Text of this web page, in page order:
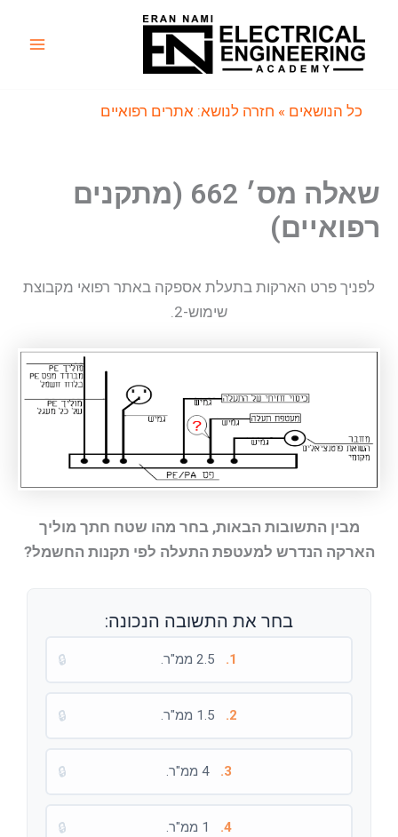
כל הנושאים » חזרה לנושא: אתרים רפואיים
שאלה מס׳ 662 (מתקנים
רפואיים)
לפניך פרט הארקות בתעלת אספקה באתר רפואי מקבוצת
שימוש-2.
מבין התשובות הבאות, בחר מהו שטח חתך מוליך
הארקה הנדרש למעטפת התעלה לפי תקנות החשמל?
בחר את התשובה הנכונה:
1.
🔒
2.
🔒
3.
🔒
4.
🔒